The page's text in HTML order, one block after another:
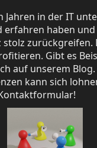
Jahren in der IT
haben und
zurückgreifen.
Gibt es
auf unserem
kann sich